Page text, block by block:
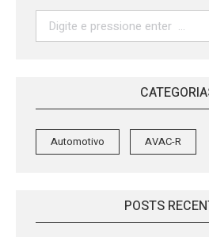
Automotivo AVAC-R
POSTS